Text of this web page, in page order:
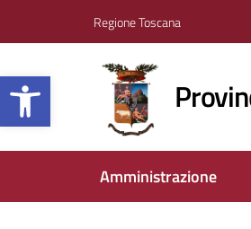
Apri la barra
Regione Toscana
Amministrazione